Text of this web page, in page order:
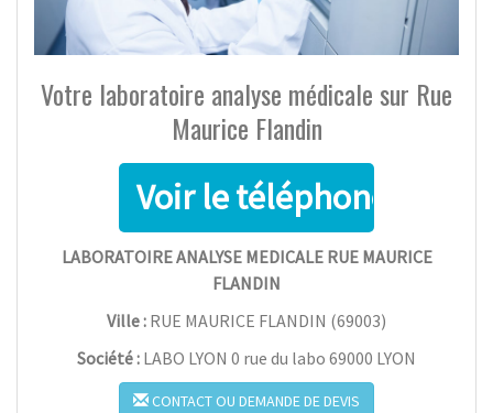
Votre laboratoire analyse médicale sur Rue
Maurice Flandin
LABORATOIRE ANALYSE MEDICALE RUE MAURICE
FLANDIN
Ville : RUE MAURICE FLANDIN (69003)
Société : LABO LYON 0 rue du labo 69000 LYON
CONTACT OU DEMANDE DE DEVIS